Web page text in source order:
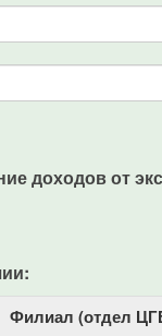
доходов от
Филиал (отдел